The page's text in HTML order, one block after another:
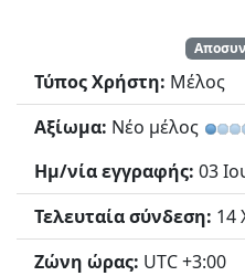
Τύπος Χρήστη: Μέλος
Αξίωμα: Νέο μέλος
Ημ/νία εγγραφής: 03
Τελευταία σύνδεση: 14
Ζώνη ώρας: UTC +3:00